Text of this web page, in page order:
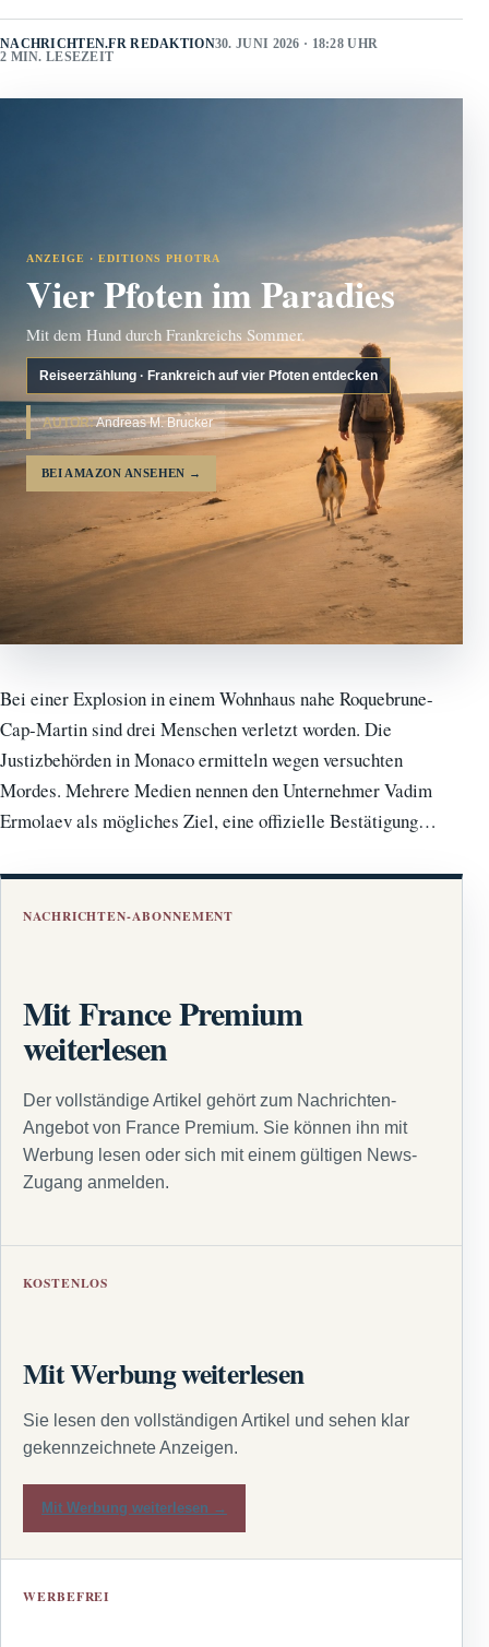
NACHRICHTEN.FR REDAKTION30. JUNI 2026 · 18:28 UHR
2 MIN. LESEZEIT
ANZEIGE · EDITIONS PHOTRA
Vier Pfoten im Paradies
Mit dem Hund durch Frankreichs Sommer.
Reiseerzählung · Frankreich auf vier Pfoten entdecken
AUTOR:Andreas M. Brucker
BEI AMAZON ANSEHEN →
Bei einer Explosion in einem Wohnhaus nahe Roquebrune-
Cap-Martin sind drei Menschen verletzt worden. Die
Justizbehörden in Monaco ermitteln wegen versuchten
Mordes. Mehrere Medien nennen den Unternehmer Vadim
Ermolaev als mögliches Ziel, eine offizielle Bestätigung…
NACHRICHTEN-ABONNEMENT
Mit France Premium
weiterlesen
Der vollständige Artikel gehört zum Nachrichten-
Angebot von France Premium. Sie können ihn mit
Werbung lesen oder sich mit einem gültigen News-
Zugang anmelden.
KOSTENLOS
Mit Werbung weiterlesen
Sie lesen den vollständigen Artikel und sehen klar
gekennzeichnete Anzeigen.
Mit Werbung weiterlesen →
WERBEFREI